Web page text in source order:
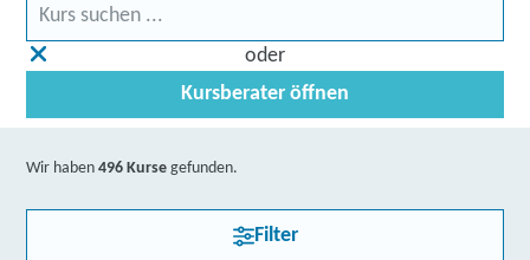
oder
Kursberater öffnen
Wir haben496 Kurse gefunden.
Filter